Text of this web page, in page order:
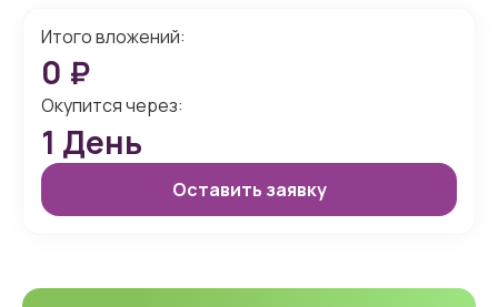
Итого вложений:
0 ₽
Окупится через:
1 День
Оставить заявку